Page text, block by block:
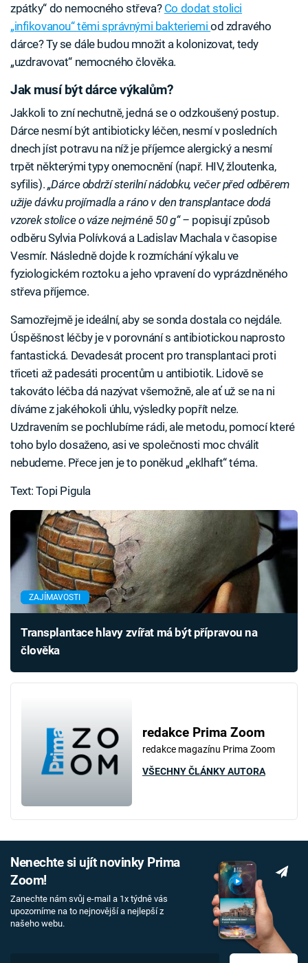
zpátky“ do nemocného střeva? Co dodat stolici
„infikovanou“ těmi správnými bakteriemiod zdravého
dárce? Ty se dále budou množit a kolonizovat, tedy
„uzdravovat“ nemocného člověka.
Jak musí být dárce výkalům?
Jakkoli to zní nechutně, jedná se o odzkoušený postup.
Dárce nesmí být antibioticky léčen, nesmí v posledních
dnech jíst potravu na níž je příjemce alergický a nesmí
trpět některými typy onemocnění (např. HIV, žloutenka,
syfilis). „Dárce obdrží sterilní nádobku, večer před odběrem
užije dávku projímadla a ráno v den transplantace dodá
vzorek stolice o váze nejméně 50 g“ – popisují způsob
odběru Sylvia Polívková a Ladislav Machala v časopise
Vesmír. Následně dojde k rozmíchání výkalu ve
fyziologickém roztoku a jeho vpravení do vyprázdněného
střeva příjemce.
Samozřejmě je ideální, aby se sonda dostala co nejdále.
Úspěšnost léčby je v porovnání s antibiotickou naprosto
fantastická. Devadesát procent pro transplantaci proti
třiceti až padesáti procentům u antibiotik. Lidově se
takováto léčba dá nazývat všemožně, ale ať už se na ni
díváme z jakéhokoli úhlu, výsledky popřít nelze.
Uzdravením se pochlubíme rádi, ale metodu, pomocí které
toho bylo dosaženo, asi ve společnosti moc chválit
nebudeme. Přece jen je to poněkud „eklhaft“ téma.
Text: Topi Pigula
ZAJÍMAVOSTI
Transplantace hlavy zvířat má být přípravou na
člověka
redakce Prima Zoom
redakce magazínu Prima Zoom
VŠECHNY ČLÁNKY AUTORA
Nenechte si ujít novinky Prima
Zoom!
Zanechte nám svůj e-mail a 1x týdně vás
upozorníme na to nejnovější a nejlepší z
našeho webu.